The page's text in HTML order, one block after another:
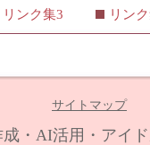
リンク集3 リン
サイトマップ
・AI活用・アイ